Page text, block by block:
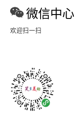
微信中心
欢迎扫一扫